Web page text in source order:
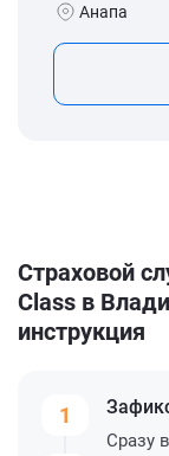
Анапа
Страховой
Class в
инструкция
1
Сразу